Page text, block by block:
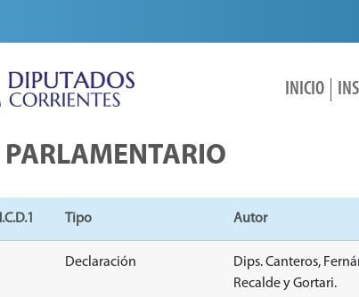
INICIO
Tipo Autor
Declaración
Dips. Canteros,
Recalde y Gortari.